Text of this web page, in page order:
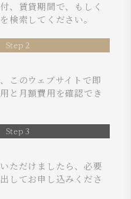
、賃貸期間で、もしく
検索してください。
Step 2
このウェブサイトで即
と月額費用を確認でき
Step 3
ただけましたら、必要
してお申し込みくださ